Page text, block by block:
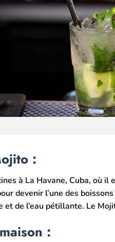
:
à La Havane, Cuba, où
devenir l’une des
de l’eau pétillante. Le
: